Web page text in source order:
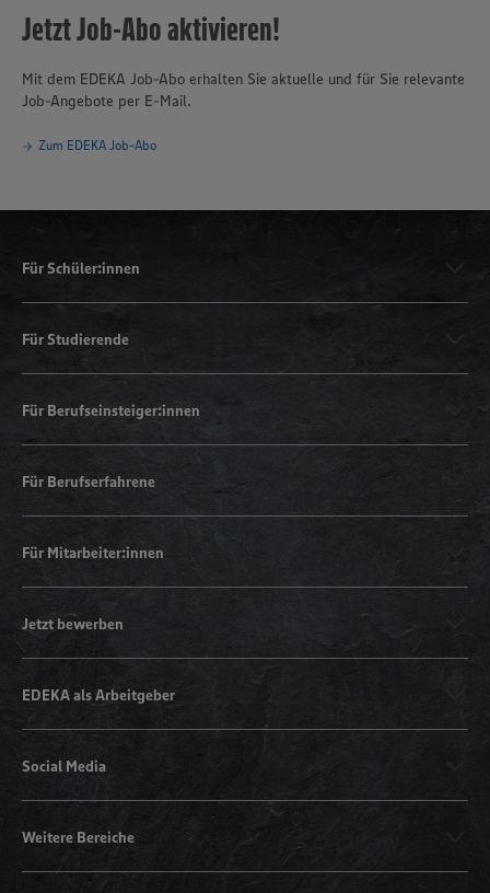
Jetzt Job-Abo aktivieren!
Mit dem EDEKA Job-Abo erhalten Sie aktuelle und für Sie relevante
Job-Angebote per E-Mail.
Zum EDEKA Job-Abo
Für Schüler:innen
Für Studierende
Für Berufseinsteiger:innen
Für Berufserfahrene
Für Mitarbeiter:innen
Jetzt bewerben
EDEKA als Arbeitgeber
Social Media
Weitere Bereiche